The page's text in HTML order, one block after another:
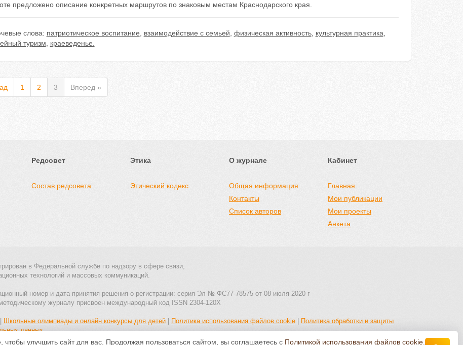
предложено описание конкретных маршрутов по знаковым местам Краснодарского края.
слова: патриотическое воспитание взаимодействие с семьей физическая активность, культурная практика
туризм
краеведенье.
1 2 3 Вперед »
Редсовет
Состав редсовета
Этика
Этический кодекс
О журнале
Общая информация
Контакты
Список авторов
Кабинет
Главная
Мои публикации
Мои проекты
Анкета
в Федеральной службе по надзору в сфере связи,
технологий и массовых коммуникаций.
номер и дата принятия решения о регистрации: серия Эл № ФС77-78575 от 08 июля 2020 г
журналу присвоен международный код ISSN 2304-120X
Школьные олимпиады и онлайн конкурсы для детей Политика использования файлов cookie
Политика обработки и защиты
данных
улучшить сайт для вас. Продолжая пользоваться сайтом, вы соглашаетесь с Политикой использования файлов cookie